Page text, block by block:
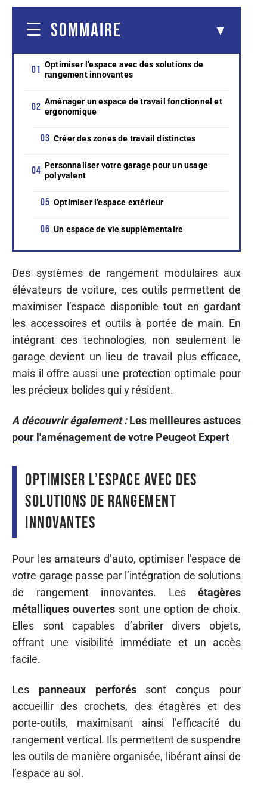
SOMMAIRE
Optimiser l’espace avec des solutions de
rangement innovantes
Aménager un espace de travail fonctionnel et
ergonomique
Créer des zones de travail distinctes
Personnaliser votre garage pour un usage
polyvalent
Optimiser l’espace extérieur
Un espace de vie supplémentaire
Des systèmes de rangement modulaires aux
élévateurs de voiture, ces outils permettent de
maximiser l’espace disponible tout en gardant
les accessoires et outils à portée de main. En
intégrant ces technologies, non seulement le
garage devient un lieu de travail plus efficace,
mais il offre aussi une protection optimale pour
les précieux bolides qui y résident.
A découvrir également : Les meilleures astuces
pour l'aménagement de votre Peugeot Expert
Optimiser l’espace avec des
solutions de rangement
innovantes
Pour les amateurs d’auto, optimiser l’espace de
votre garage passe par l’intégration de solutions
de rangement innovantes. Les étagères
métalliques ouvertessont une option de choix.
Elles sont capables d’abriter divers objets,
offrant une visibilité immédiate et un accès
facile.
Les panneaux perforéssont conçus pour
accueillir des crochets, des étagères et des
porte-outils, maximisant ainsi l’efficacité du
rangement vertical. Ils permettent de suspendre
les outils de manière organisée, libérant ainsi de
l’espace au sol.